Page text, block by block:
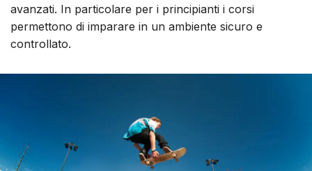
avanzati. In particolare per i principianti i corsi
permettono di imparare in un ambiente sicuro e
controllato.